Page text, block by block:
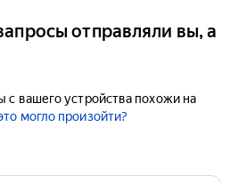
отправляли вы, а
с вашего устройства похожи на
могло произойти?